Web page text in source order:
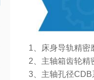
1、床身导轨精密
2、主轴箱齿轮精
3、主轴孔径